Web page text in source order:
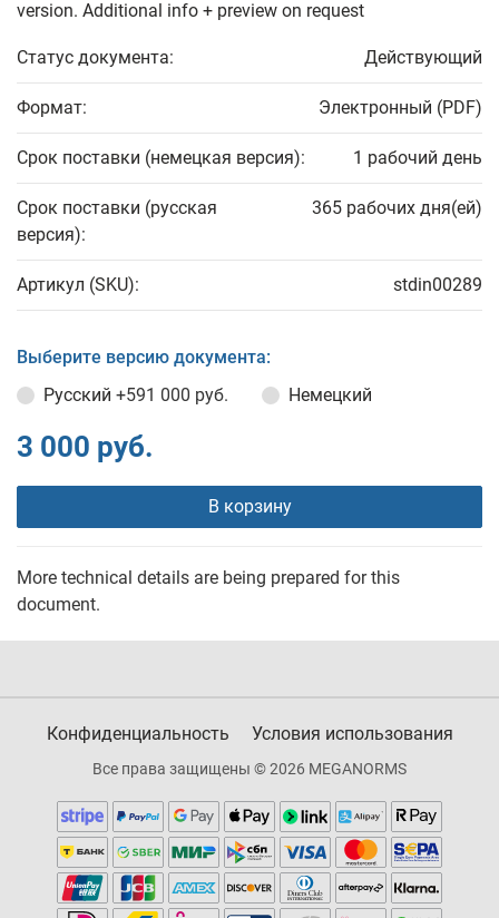
version. Additional info + preview on request
Статус документа: Действующий
Формат: Электронный (PDF)
Срок поставки (немецкая версия): 1 рабочий день
Срок поставки (русская
версия):
365 рабочих дня(ей)
Артикул (SKU): stdin00289
Выберите версию документа:
Русский +591 000 руб. Немецкий
3 000 руб.
В корзину
More technical details are being prepared for this
document.
Конфиденциальность Условия использования
Все права защищены © 2026 MEGANORMS